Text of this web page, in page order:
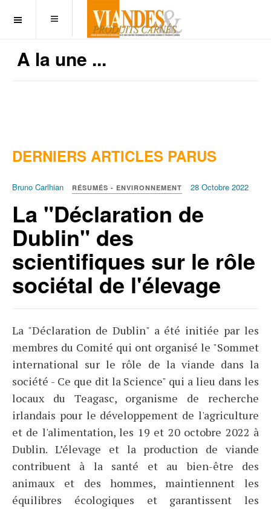
OFF CANVAS
A la une ...
DERNIERS ARTICLES PARUS
Bruno Carlhian RÉSUMÉS - ENVIRONNEMENT 28 Octobre 2022
La "Déclaration de
Dublin" des
scientifiques sur le rôle
sociétal de l'élevage
La "Déclaration de Dublin" a été initiée par les
membres du Comité qui ont organisé le "Sommet
international sur le rôle de la viande dans la
société - Ce que dit la Science" qui a lieu dans les
locaux du Teagasc, organisme de recherche
irlandais pour le développement de l'agriculture
et de l'alimentation, les 19 et 20 octobre 2022 à
Dublin. L’élevage et la production de viande
contribuent à la santé et au bien-être des
animaux et des hommes, maintiennent les
équilibres écologiques et garantissent les